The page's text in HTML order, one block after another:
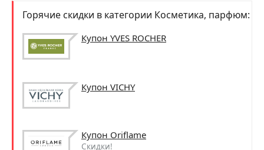
Горячие скидки в категории Косметика, парфюм:
Купон YVES ROCHER
Купон VICHY
Купон Oriflame
Скидки!